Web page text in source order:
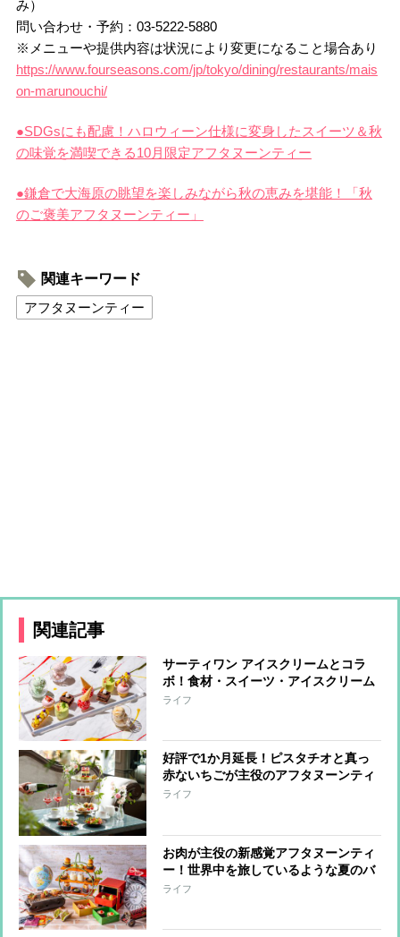
み）
問い合わせ・予約：03-5222-5880
※メニューや提供内容は状況により変更になること場合あり
https://www.fourseasons.com/jp/tokyo/dining/restaurants/mais
on-marunouchi/
●SDGsにも配慮！ハロウィーン仕様に変身したスイーツ＆秋
の味覚を満喫できる10月限定アフタヌーンティー
●鎌倉で大海原の眺望を楽しみながら秋の恵みを堪能！「秋
のご褒美アフタヌーンティー」
関連キーワード
アフタヌーンティー
関連記事
サーティワン アイスクリームとコラ
ボ！食材・スイーツ・アイスクリーム
をかけ合わせた新感覚カラフルアフタ
ライフ
好評で1か月延長！ピスタチオと真っ
赤ないちごが主役のアフタヌーンティ
ー
ライフ
お肉が主役の新感覚アフタヌーンティ
ー！世界中を旅しているような夏のバ
カンス気分を食で満喫
ライフ